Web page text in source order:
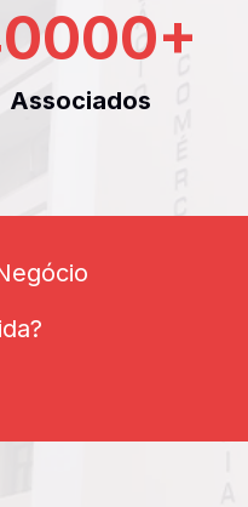
+
Associados